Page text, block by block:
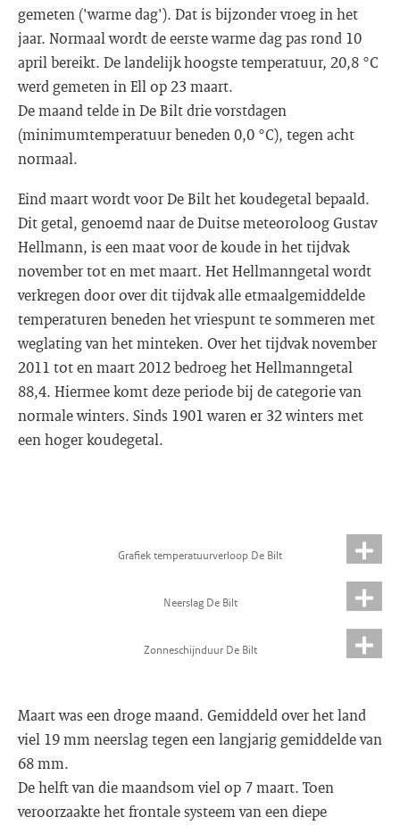
gemeten ('warme dag'). Dat is bijzonder vroeg in het
jaar. Normaal wordt de eerste warme dag pas rond 10
april bereikt. De landelijk hoogste temperatuur, 20,8 °C
werd gemeten in Ell op 23 maart.
De maand telde in De Bilt drie vorstdagen
(minimumtemperatuur beneden 0,0 °C), tegen acht
normaal.
Eind maart wordt voor De Bilt het koudegetal bepaald.
Dit getal, genoemd naar de Duitse meteoroloog Gustav
Hellmann, is een maat voor de koude in het tijdvak
november tot en met maart. Het Hellmanngetal wordt
verkregen door over dit tijdvak alle etmaalgemiddelde
temperaturen beneden het vriespunt te sommeren met
weglating van het minteken. Over het tijdvak november
2011 tot en maart 2012 bedroeg het Hellmanngetal
88,4. Hiermee komt deze periode bij de categorie van
normale winters. Sinds 1901 waren er 32 winters met
een hoger koudegetal.
Grafiek temperatuurverloop De Bilt
Neerslag De Bilt
Zonneschijnduur De Bilt
Maart was een droge maand. Gemiddeld over het land
viel 19 mm neerslag tegen een langjarig gemiddelde van
68 mm.
De helft van die maandsom viel op 7 maart. Toen
veroorzaakte het frontale systeem van een diepe